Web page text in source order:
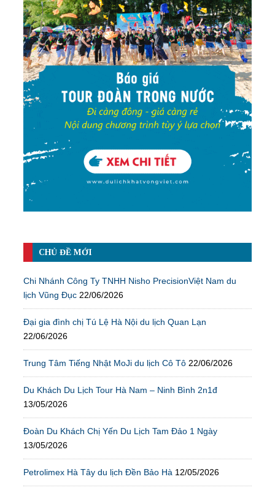
CHỦ ĐỀ MỚI
Chi Nhánh Công Ty TNHH Nisho PrecisionViệt Nam du
lịch Vũng Đục 22/06/2026
Đại gia đình chị Tú Lệ Hà Nội du lịch Quan Lạn
22/06/2026
Trung Tâm Tiếng Nhật MoJi du lịch Cô Tô 22/06/2026
Du Khách Du Lịch Tour Hà Nam – Ninh Bình 2n1đ
13/05/2026
Đoàn Du Khách Chị Yến Du Lịch Tam Đảo 1 Ngày
13/05/2026
Petrolimex Hà Tây du lịch Đền Bảo Hà 12/05/2026